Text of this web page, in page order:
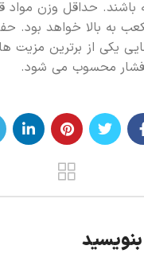
به بالا خواهد بود.
یکی از برترین مزیت
فشار محسوب می شود.
بنویسید